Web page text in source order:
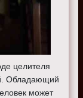
целителя
Обладающий
может